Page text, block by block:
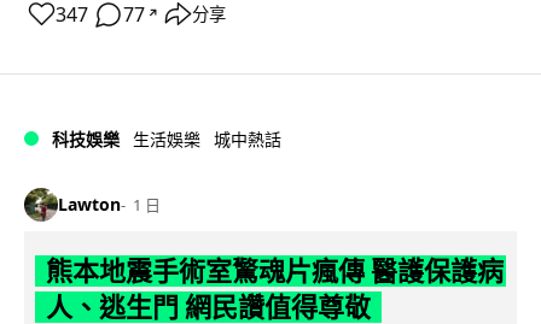
347 77 ↗ 分享
科技娛樂 生活娛樂 城中熱話
Lawton 1 日
熊本地震手術室驚魂片瘋傳 醫護保護病
人、逃生門 網民讚值得尊敬